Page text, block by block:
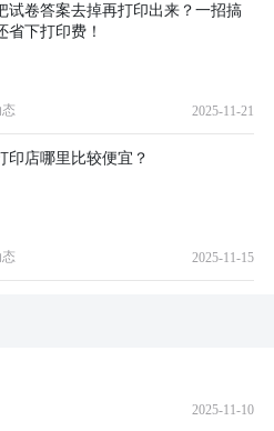
试卷答案去掉再打印出来？一招搞
省下打印费！
2025-11-21
印店哪里比较便宜？
2025-11-15
2025-11-10